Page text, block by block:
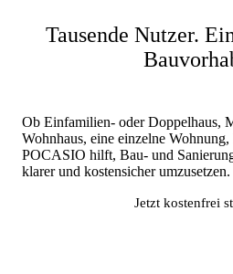
Tausende Nutzer.
Ob Einfamilien- oder Doppelhaus,
Wohnhaus, eine einzelne
POCASIO hilft, Bau- und
klarer und kostensicher umzusetzen.
Jetzt kostenfrei